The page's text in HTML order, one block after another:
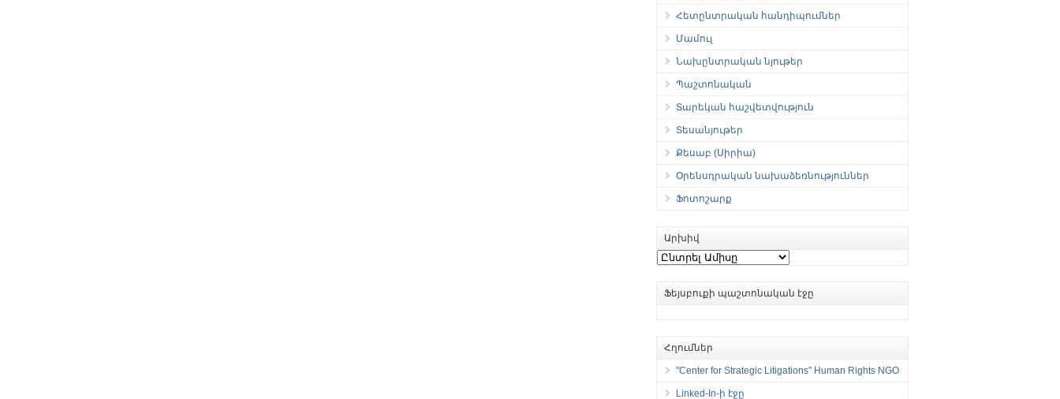
Հետընտրական հանդիպումներ
Մամուլ
Նախընտրական նյութեր
Պաշտոնական
Տարեկան հաշվետվություն
Տեսանյութեր
Քեսաբ (Սիրիա)
Օրենսդրական նախաձեռնություններ
Ֆոտոշարք
Արխիվ
Արխիվ
Ֆեյսբուքի պաշտոնական էջը
Հղումներ
"Center for Strategic Litigations" Human Rights NGO
Linked-In-ի էջը